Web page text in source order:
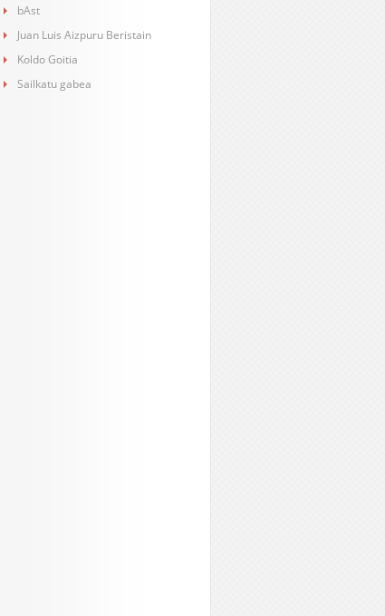
bAst
Juan Luis Aizpuru Beristain
Koldo Goitia
Sailkatu gabea